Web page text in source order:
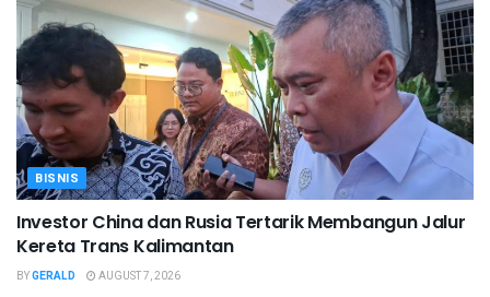
BISNIS
Investor China dan Rusia Tertarik Membangun Jalur
Kereta Trans Kalimantan
BYGERALD AUGUST 7, 2026